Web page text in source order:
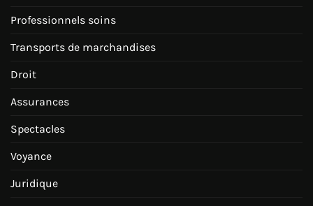
Professionnels soins
Transports de marchandises
Droit
Assurances
Spectacles
Voyance
Juridique